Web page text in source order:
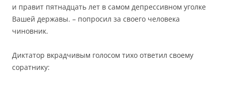
и правит пятнадцать лет в самом депрессивном уголке
Вашей державы. – попросил за своего человека
чиновник.
Диктатор вкрадчивым голосом тихо ответил своему
соратнику: